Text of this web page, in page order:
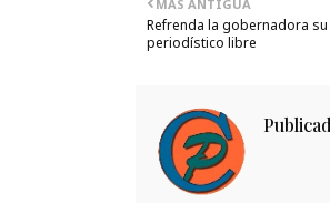
MÁS ANTIGUA
Refrenda la gobernadora
periodístico libre